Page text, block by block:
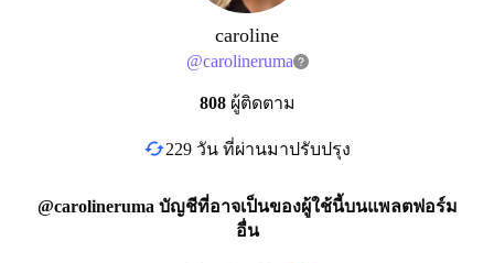
caroline
@carolineruma
808 ผู้ติดตาม
229 วัน ที่ผ่านมาปรับปรุง
@carolineruma บัญชีที่อาจเป็นของผู้ใช้นี้บนแพลตฟอร์ม
อื่น